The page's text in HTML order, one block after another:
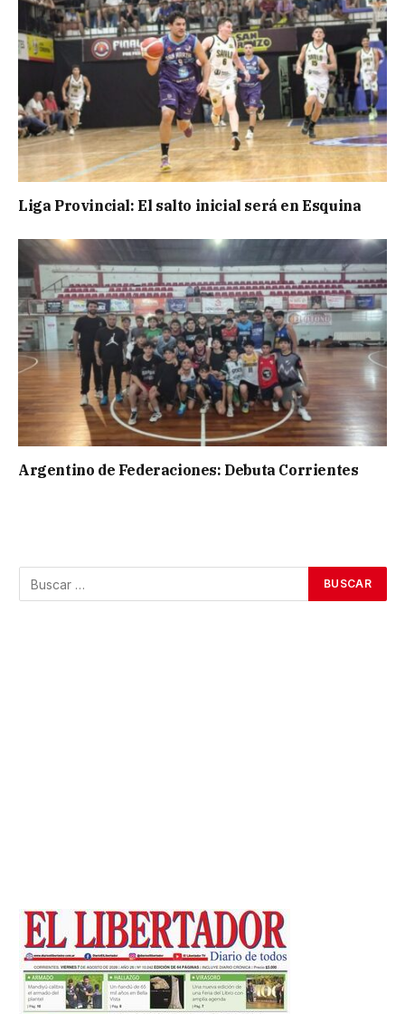
Liga Provincial: El salto inicial será en Esquina
Argentino de Federaciones: Debuta Corrientes